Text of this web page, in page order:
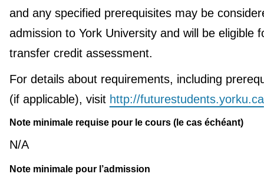
and any specified prerequisites may be
admission to York University and will be eligible
transfer credit assessment.
For details about requirements, including
(if applicable), visit http://futurestudents.yorku.ca
Note minimale requise pour le cours (le cas échéant)
N/A
Note minimale pour l’admission